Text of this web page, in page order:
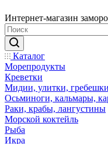
Интернет-магазин
Каталог
Морепродукты
Креветки
Мидии, улитки, гребешки
Осьминоги, кальмары,
Раки, крабы, лангустины
Морской коктейль
Рыба
Икра